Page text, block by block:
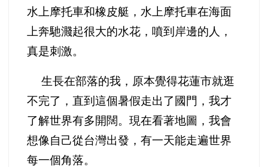
水上摩托車和橡皮艇，水上摩托車在海面
上奔馳濺起很大的水花，噴到岸邊的人，
真是刺激。
生長在部落的我，原本覺得花蓮市就逛
不完了，直到這個暑假走出了國門，我才
了解世界有多開闊。現在看著地圖，我會
想像自己從台灣出發，有一天能走遍世界
每一個角落。